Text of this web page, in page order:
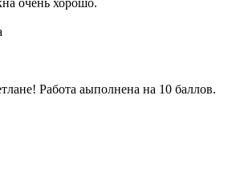
Работа аыполнена на 10 баллов.